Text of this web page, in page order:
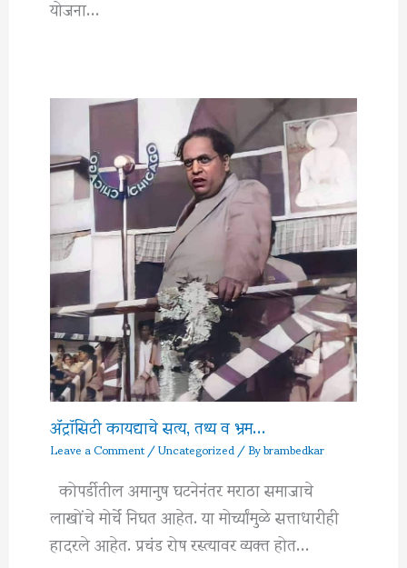
अ‍ॅट्रॉसिटी कायद्याचे सत्य, तथ्य व भ्रम…
Leave a Comment/Uncategorized/ Bybrambedkar
कोपर्डीतील अमानुष घटनेनंतर मराठा समाजाचे
लाखोंचे मोर्चे निघत आहेत. या मोर्च्यांमुळे सत्ताधारीही
हादरले आहेत. प्रचंड रोष रस्त्यावर व्यक्त होत…